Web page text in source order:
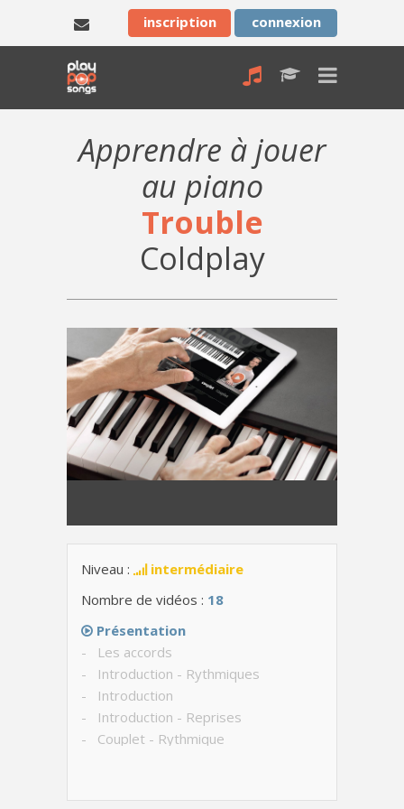
inscription connexion
Apprendre à jouer
au piano
Trouble
Coldplay
Niveau :
intermédiaire
Nombre de vidéos : 18
Présentation
- Les accords
- Introduction - Rythmiques
- Introduction
- Introduction - Reprises
- Couplet - Rythmique
- Refrain - Rythmique